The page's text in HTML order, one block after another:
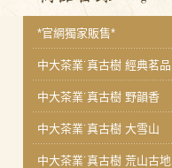
商品分類目錄
*官網獨家販售*
中大茶業˙真古樹 經典茗品
中大茶業˙真古樹 野韻香
中大茶業˙真古樹 大雪山
中大茶業˙真古樹 荒山古地